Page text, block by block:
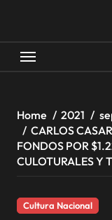
Home 2021
CARLOS
FONDOS POR
CULOTURALES Y
Cultura Nacional